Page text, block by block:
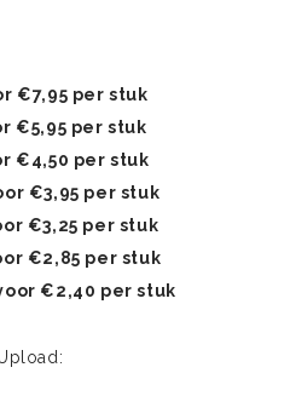
€7,95 per stuk
€5,95 per stuk
€4,50 per stuk
€3,95 per stuk
€3,25 per stuk
€2,85 per stuk
€2,40 per stuk